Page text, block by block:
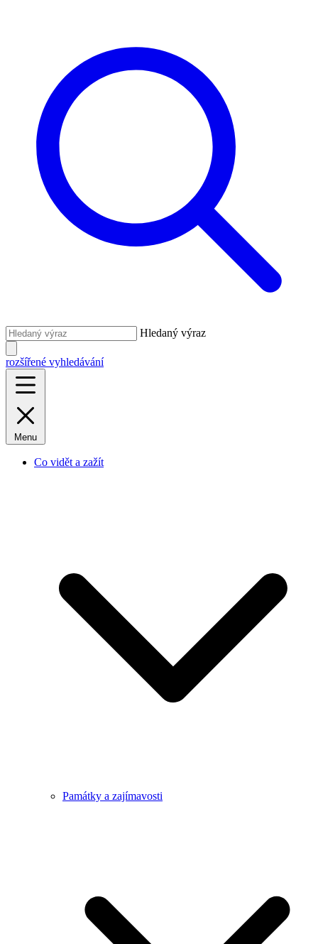
Hledaný výraz
rozšířené vyhledávání
Menu
Co vidět a zažít
Památky a zajímavosti